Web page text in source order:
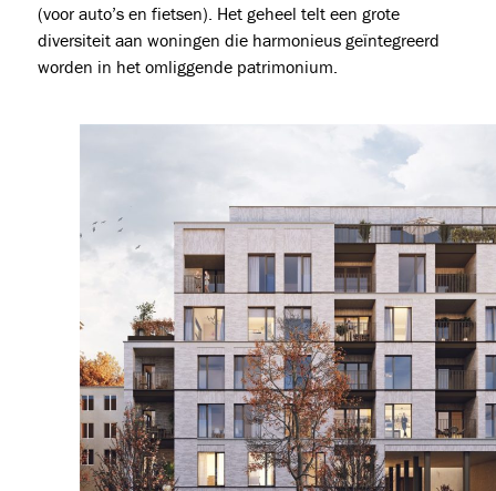
(voor auto’s en fietsen). Het geheel telt een grote
diversiteit aan woningen die harmonieus geïntegreerd
worden in het omliggende patrimonium.